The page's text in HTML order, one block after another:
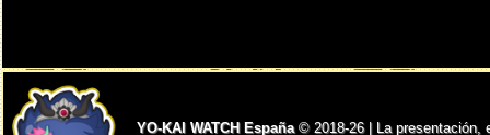
YO-KAI WATCH España © 2018-26 | La presentación,